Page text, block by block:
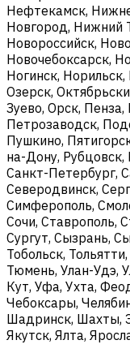
Нефтекамск,
Новгород, Нижний
Новороссийск,
Новочебоксарск,
Ногинск,
Озерск,
Зуево, Орск,
Петрозаводск,
Пушкино,
на-Дону, Рубцовск,
Санкт-Петербург,
Северодвинск,
Симферополь,
Сочи, Ставрополь,
Сургут, Сызрань,
Тобольск,
Тюмень, Улан-Удэ,
Кут, Уфа, Ухта,
Чебоксары,
Шадринск, Шахты,
Якутск, Ялта,